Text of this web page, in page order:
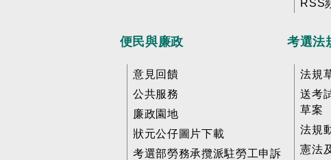
RSS
便民與廉政
意見回饋
公共服務
廉政園地
狀元公仔圖片下載
考選部勞務承攬派駐勞工申訴
考選法
法規
送考
草案
法規
憲法